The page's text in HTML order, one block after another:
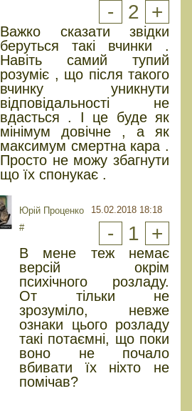
- 2 +
Важко сказати звідки
беруться такі вчинки .
Навіть самий тупий
розуміє , що після такого
вчинку уникнути
відповідальності не
вдасться . І це буде як
мінімум довічне , а як
максимум смертна кара .
Просто не можу збагнути
що їх спонукає .
Юрiй Проценко
15.02.2018 18:18
#
- 1 +
В мене теж немає
версій окрім
психічного розладу.
От тільки не
зрозуміло, невже
ознаки цього розладу
такі потаємні, що поки
воно не почало
вбивати їх ніхто не
помічав?